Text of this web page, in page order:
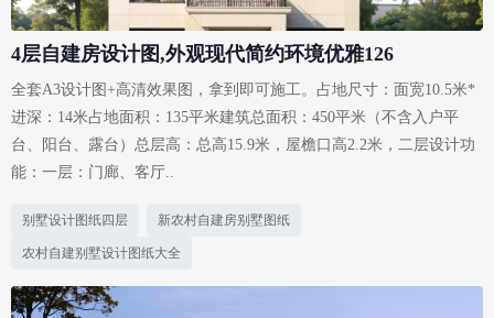
4层自建房设计图,外观现代简约环境优雅126
全套A3设计图+高清效果图，拿到即可施工。占地尺寸：面宽10.5米*
进深：14米占地面积：135平米建筑总面积：450平米（不含入户平
台、阳台、露台）总层高：总高15.9米，屋檐口高2.2米，二层设计功
能：一层：门廊、客厅..
别墅设计图纸四层 新农村自建房别墅图纸
农村自建别墅设计图纸大全